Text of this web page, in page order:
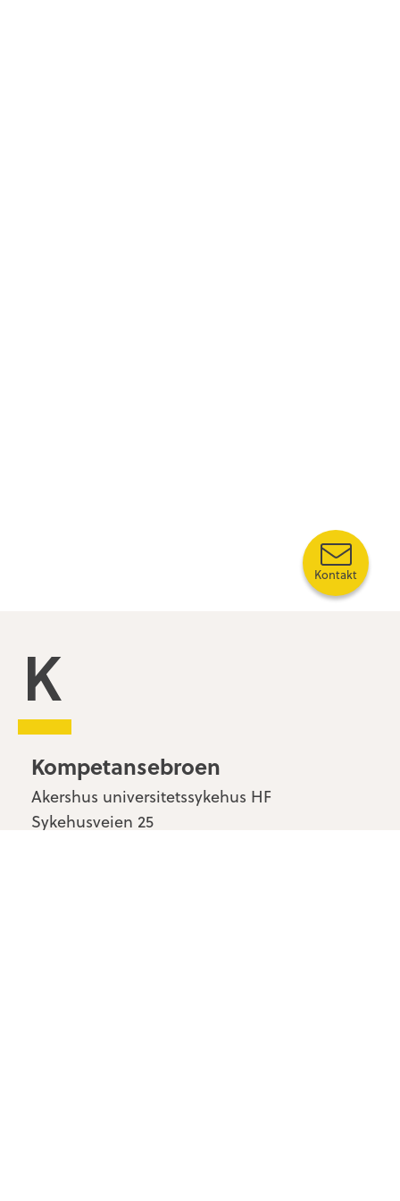
Kompetansebroen
Kompetansebroen
Akershus universitetssykehus HF
Sykehusveien 25
Kontakt